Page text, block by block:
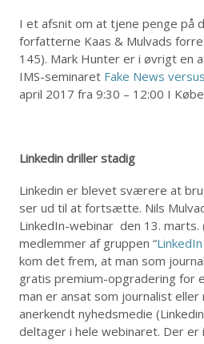
I et afsnit om at tjene penge på
forfatterne Kaas & Mulvads
145). Mark Hunter er i øvrigt en
IMS-seminaret Fake News
april 2017 fra 9:30 – 12:00 I
Linkedin driller stadig
Linkedin er blevet sværere at
ser ud til at fortsætte. Nils
LinkedIn-webinar den 13.
medlemmer af gruppen “
kom det frem, at man som
gratis premium-opgradering for
man er ansat som journalist
anerkendt nyhedsmedie
deltager i hele webinaret. Der